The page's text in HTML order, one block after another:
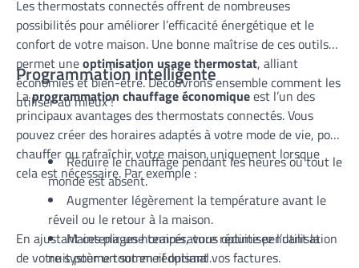
Les thermostats connectés offrent de nombreuses
possibilités pour améliorer l’efficacité énergétique et le
confort de votre maison. Une bonne maîtrise de ces outils
permet uneoptimisation usage thermostat, alliant
économies et bien-être. Découvrons ensemble comment les
utiliser au mieux !
Programmation intelligente
Laprogrammation chauffage économiqueest l’un des
principaux avantages des thermostats connectés. Vous
pouvez créer des horaires adaptés à votre mode de vie, pour
chauffer ou rafraîchir votre maison uniquement lorsque
cela est nécessaire. Par exemple :
Réduire le chauffage pendant les heures où tout le
monde est absent.
Augmenter légèrement la température avant le
réveil ou le retour à la maison.
Maintenir une température réduite pendant la
nuit pour un sommeil optimal.
En ajustant ces plages horaires, vous optimisez l’utilisation
de votre système tout en réduisant vos factures.